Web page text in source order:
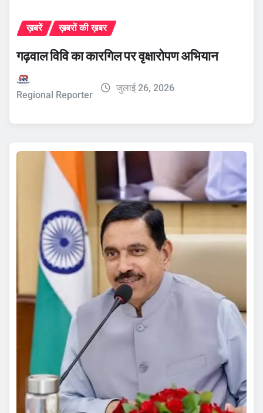
ख़बरें ख़बरों की ख़बर
गढ़वाल विवि का कारगिल पर वृक्षारोपण अभियान
Regional Reporter
जुलाई 26, 2026